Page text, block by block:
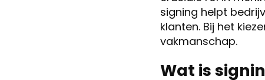
signing helpt
klanten. Bij het
vakmanschap.
Wat is